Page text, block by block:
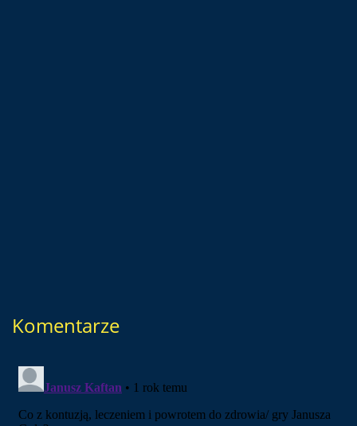
Komentarze